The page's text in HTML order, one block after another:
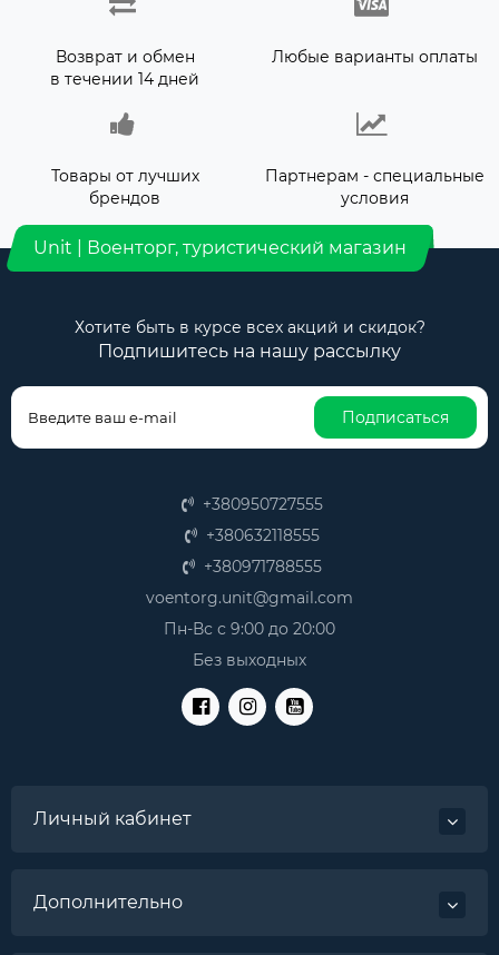
Возврат и обмен
в течении 14 дней
Любые варианты оплаты
Товары от лучших
брендов
Партнерам - специальные
условия
Unit | Военторг, туристический магазин
Хотите быть в курсе всех акций и скидок?
Подпишитесь на нашу рассылку
Подписаться
+380950727555
+380632118555
+380971788555
voentorg.unit@gmail.com
Пн-Вс с 9:00 до 20:00
Без выходных
Личный кабинет
Дополнительно